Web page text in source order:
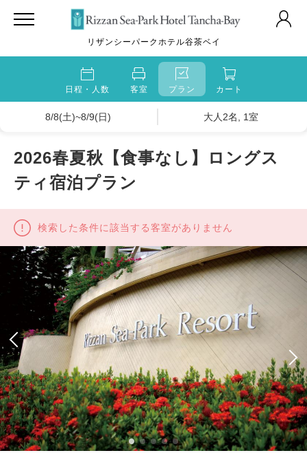
リザンシーパークホテル谷茶ベイ
日程・人数 客室 プラン カート
8/8(土)~8/9(日) 大人2名, 1室
2026春夏秋【食事なし】ロングス
ティ宿泊プラン
検索した条件に該当する客室がありません